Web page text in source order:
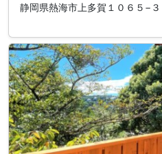
静岡県熱海市上多賀１０６５−３